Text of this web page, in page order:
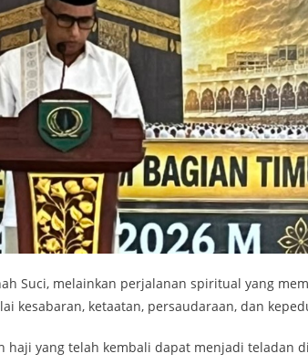
Suci, melainkan perjalanan spiritual yang
kesabaran, ketaatan, persaudaraan, dan
yang telah kembali dapat menjadi teladan